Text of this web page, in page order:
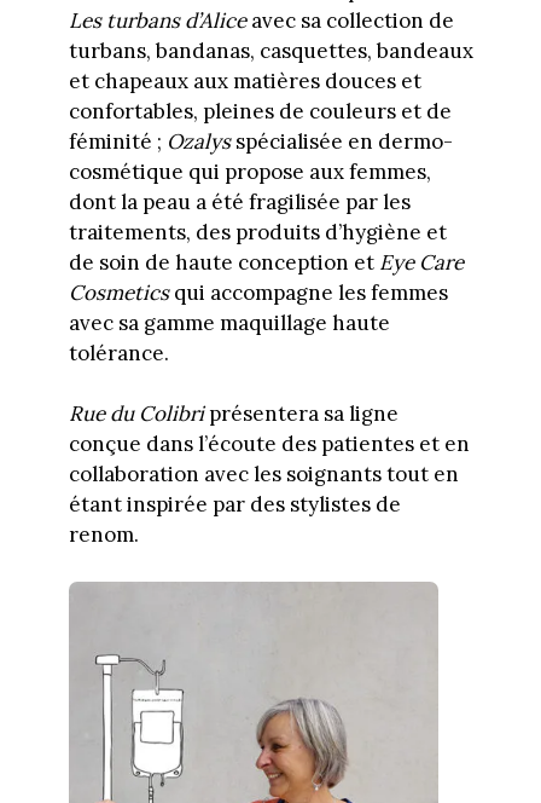
Les turbans d’Aliceavec sa collection de
turbans, bandanas, casquettes, bandeaux
et chapeaux aux matières douces et
confortables, pleines de couleurs et de
féminité ; Ozalysspécialisée en dermo-
cosmétique qui propose aux femmes,
dont la peau a été fragilisée par les
traitements, des produits d’hygiène et
de soin de haute conception et Eye Care
Cosmeticsqui accompagne les femmes
avec sa gamme maquillage haute
tolérance.
Rue du Colibriprésentera sa ligne
conçue dans l’écoute des patientes et en
collaboration avec les soignants tout en
étant inspirée par des stylistes de
renom.